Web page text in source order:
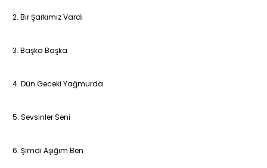
2. Bir Şarkımız Vardı
3. Başka Başka
4. Dün Geceki Yağmurda
5. Sevsinler Seni
6. Şimdi Aşığım Ben